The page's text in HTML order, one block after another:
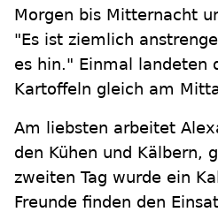
Morgen bis Mitternacht
"Es ist ziemlich
es hin." Einmal landeten
Kartoffeln gleich am
Am liebsten arbeitet
den Kühen und Kälbern,
zweiten Tag wurde ein
Freunde finden den